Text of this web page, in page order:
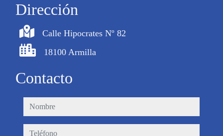
Dirección
Calle Hipocrates Nº 82
18100 Armilla
Contacto
nombre
teléfono